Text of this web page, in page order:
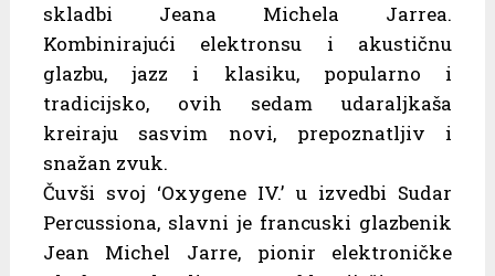
skladbi Jeana Michela Jarrea.
Kombinirajući elektronsu i akustičnu
glazbu, jazz i klasiku, popularno i
tradicijsko, ovih sedam udaraljkaša
kreiraju sasvim novi, prepoznatljiv i
snažan zvuk.
Čuvši svoj ‘Oxygene IV.’ u izvedbi Sudar
Percussiona, slavni je francuski glazbenik
Jean Michel Jarre, pionir elektroničke